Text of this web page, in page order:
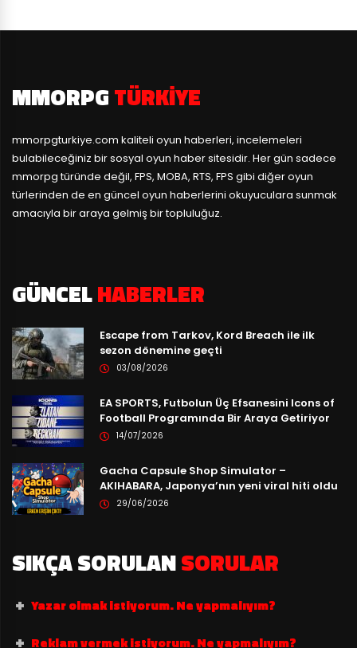
MMORPGTÜRKIYE
mmorpgturkiye.com kaliteli oyun haberleri, incelemeleri
bulabileceğiniz bir sosyal oyun haber sitesidir. Her gün sadece
mmorpg türünde değil, FPS, MOBA, RTS, FPS gibi diğer oyun
türlerinden de en güncel oyun haberlerini okuyuculara sunmak
amacıyla bir araya gelmiş bir topluluğuz.
GÜNCELHABERLER
Escape from Tarkov, Kord Breach ile ilk
sezon dönemine geçti
03/08/2026
EA SPORTS, Futbolun Üç Efsanesini Icons of
Football Programında Bir Araya Getiriyor
14/07/2026
Gacha Capsule Shop Simulator –
AKIHABARA, Japonya’nın yeni viral hiti oldu
29/06/2026
SIKÇA SORULANSORULAR
Yazar olmak istiyorum. Ne yapmalıyım?
Reklam vermek istiyorum. Ne yapmalıyım?